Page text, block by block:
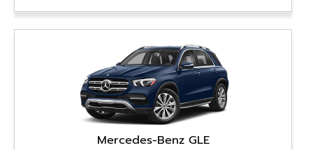
Mercedes-Benz GLE